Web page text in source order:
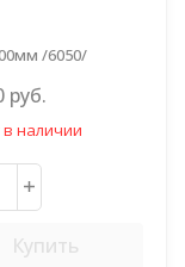
/6050/
руб.
наличии
Купить